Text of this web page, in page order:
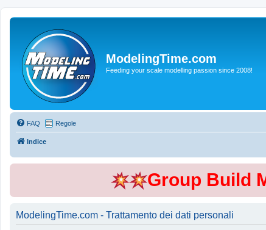
ModelingTime.com
Feeding your scale modelling passion since 2008!
FAQ Regole
Indice
Group Build
ModelingTime.com - Trattamento dei dati personali